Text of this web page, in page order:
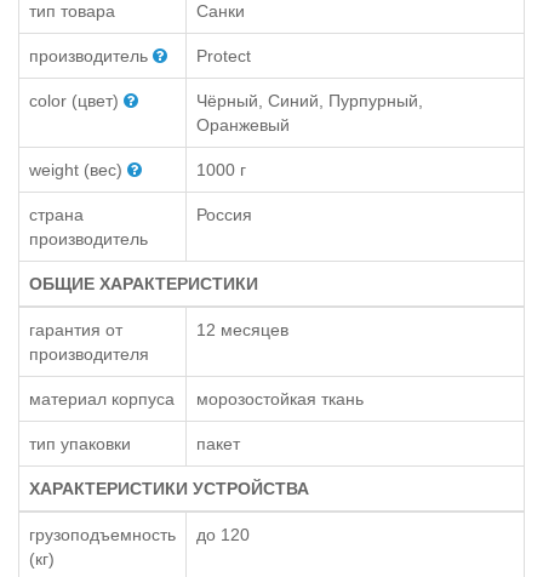
тип товара Санки
производитель Protect
color (цвет)
Чёрный, Синий, Пурпурный,
Оранжевый
weight (вес) 1000 г
страна
производитель
Россия
ОБЩИЕ ХАРАКТЕРИСТИКИ
гарантия от
производителя
12 месяцев
материал корпуса морозостойкая ткань
тип упаковки пакет
ХАРАКТЕРИСТИКИ УСТРОЙСТВА
грузоподъемность
(кг)
до 120